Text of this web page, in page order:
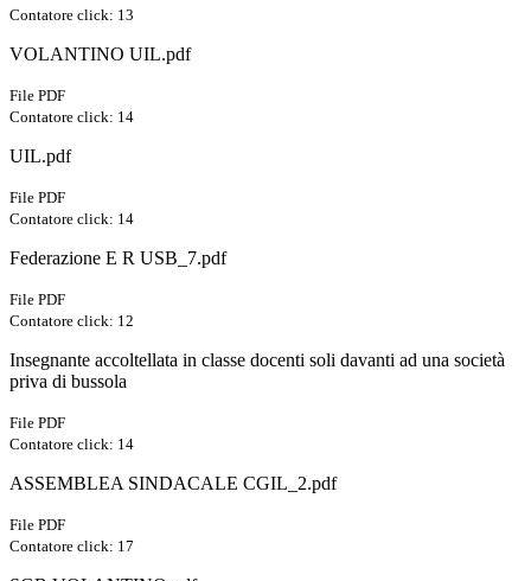
Contatore click: 13
VOLANTINO UIL.pdf
File PDF
Contatore click: 14
UIL.pdf
File PDF
Contatore click: 14
Federazione E R USB_7.pdf
File PDF
Contatore click: 12
Insegnante accoltellata in classe docenti soli davanti ad una società
priva di bussola
File PDF
Contatore click: 14
ASSEMBLEA SINDACALE CGIL_2.pdf
File PDF
Contatore click: 17